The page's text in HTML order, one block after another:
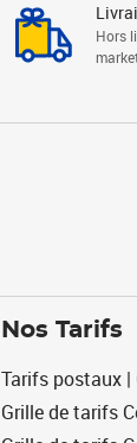
Hors
Nos Tarifs
Tarifs postaux
Grille de tarifs